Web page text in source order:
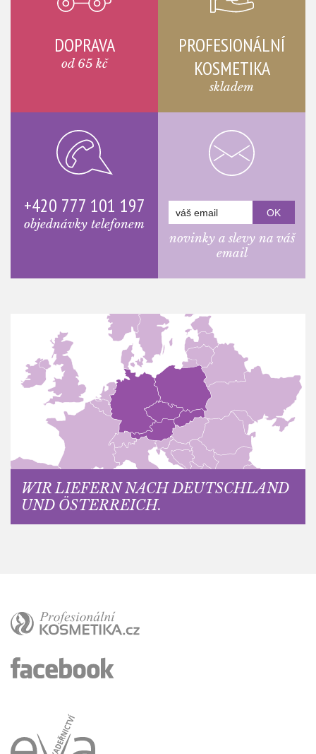
DOPRAVA
od 65 kč
PROFESIONÁLNÍ
KOSMETIKA
skladem
+420 777 101 197
objednávky telefonem
novinky a slevy na váš
email
WIR LIEFERN NACH DEUTSCHLAND
UND ÖSTERREICH.